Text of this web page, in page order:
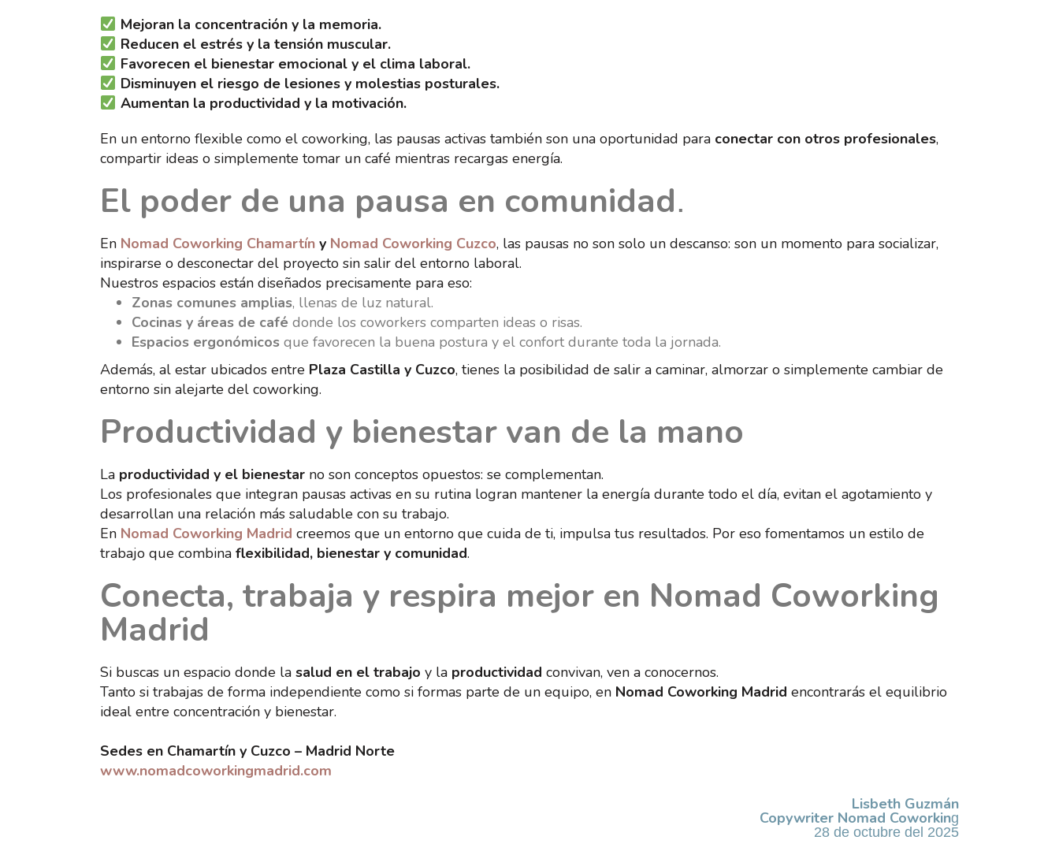
Mejoran la concentración y la memoria.
Reducen el estrés y la tensión muscular.
Favorecen el bienestar emocional y el clima laboral.
Disminuyen el riesgo de lesiones y molestias posturales.
Aumentan la productividad y la motivación.
En un entorno flexible como el coworking, las pausas activas también son una oportunidad para conectar con otros profesionales,
compartir ideas o simplemente tomar un café mientras recargas energía.
El poder de una pausa en comunidad.
En Nomad Coworking Chamartín y Nomad Coworking Cuzco, las pausas no son solo un descanso: son un momento para socializar,
inspirarse o desconectar del proyecto sin salir del entorno laboral.
Nuestros espacios están diseñados precisamente para eso:
Zonas comunes amplias, llenas de luz natural.
Cocinas y áreas de café donde los coworkers comparten ideas o risas.
Espacios ergonómicos que favorecen la buena postura y el confort durante toda la jornada.
Además, al estar ubicados entre Plaza Castilla y Cuzco, tienes la posibilidad de salir a caminar, almorzar o simplemente cambiar de
entorno sin alejarte del coworking.
Productividad y bienestar van de la mano
La productividad y el bienestar no son conceptos opuestos: se complementan.
Los profesionales que integran pausas activas en su rutina logran mantener la energía durante todo el día, evitan el agotamiento y
desarrollan una relación más saludable con su trabajo.
En Nomad Coworking Madrid creemos que un entorno que cuida de ti, impulsa tus resultados. Por eso fomentamos un estilo de
trabajo que combina flexibilidad, bienestar y comunidad.
Conecta, trabaja y respira mejor en Nomad Coworking
Madrid
Si buscas un espacio donde la salud en el trabajo y la productividad convivan, ven a conocernos.
Tanto si trabajas de forma independiente como si formas parte de un equipo, en Nomad Coworking Madrid encontrarás el equilibrio
ideal entre concentración y bienestar.
Sedes en Chamartín y Cuzco – Madrid Norte
www.nomadcoworkingmadrid.com
Lisbeth Guzmán
Copywriter Nomad Coworking
28 de octubre del 2025